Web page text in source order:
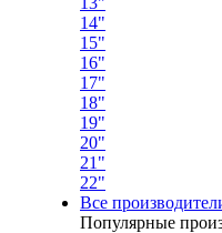
14"
15"
16"
17"
18"
19"
20"
21"
22"
Все
Популярные